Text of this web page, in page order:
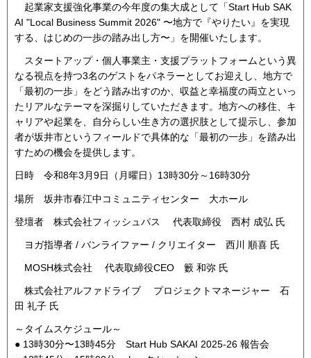
起業家支援強化事業の今年度の集大成として「Start Hub SAK
AI "Local Business Summit 2026" 〜地方で『やりたい』を実現
する、はじめの一歩の踏み出し方〜」を開催いたします。
スタートアップ・個人事業主・支援プラットフォームという異
なる視点を持つ3名のゲストをパネラーとしてお迎えし、地方で
「最初の一歩」をどう踏み出すのか、収益と幸福度の両立といっ
たリアルなテーマを深掘りしていただきます。地方への移住、キ
ャリアや起業を、自分らしい生き方の選択肢として提示し、参加
者が坂井市というフィールドで具体的な「最初の一歩」を踏み出
すための機会を提供します。
日時 令和8年3月9日（月曜日）13時30分～16時30分
場所 坂井市春江中コミュニティセンター 大ホール
登壇者 株式会社フィッシュパス 代表取締役 西村 成弘 氏
ヨガ指導者 / バンライファー / クリエイター 西川 順喜 氏
MOSH株式会社 代表取締役CEO 籔 和弥 氏
株式会社アルファドライブ プロジェクトマネージャー 石
田 礼子 氏
～タイムスケジュール～
● 13時30分〜13時45分 Start Hub SAKAI 2025-26 報告会